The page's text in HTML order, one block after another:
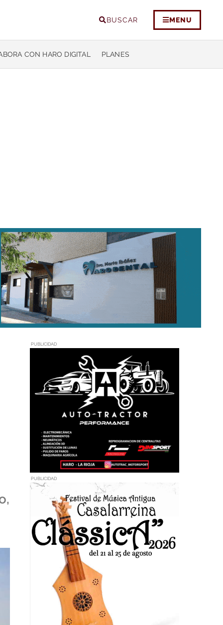
BUSCAR MENU
CON HARO DIGITAL PLANES
PUBLICIDAD
PUBLICIDAD